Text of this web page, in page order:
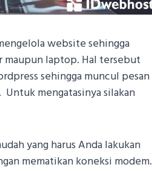
website sehingga
maupun laptop. Hal tersebut
sehingga muncul pesan
mengatasinya silakan
yang harus Anda lakukan
mematikan koneksi modem.